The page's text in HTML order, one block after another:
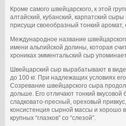
Кроме самого швейцарского, к этой
алтайский, кубанский, карпатский
присущи своеобразный тонкий аромат,
Международное название
имени альпийской долины, которая
хрониках эмментальский сыр
Швейцарский сыр вырабатывают в
до 100 кг. При надлежащих условиях
Созревание швейцарского сыра
дольше. Его отличают тонкий вкусовой
сладковато-пресный, ореховый
консистенция сырной массы и хорошо
крупных “глазков” со “слезой”.